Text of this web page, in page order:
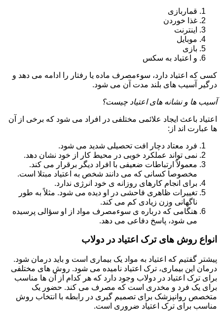
قماربازی
غذا خوردن
اینترنت
موبایل
بازی
و اعتیاد به سکس
کسی که اعتیاد دارد، سوءمصرف ماده یا رفتار را ادامه می دهد و
درگیر آسیب های بلند مدت آن می شود.
آسیب ها و نشانه های اعتیاد چیست؟
اعتیاد باعث ایجاد علائمی مختلفی در افراد می شود که برخی از آن
ها عبارت اند از:
فرد معتاد دچار افت تحصیلی شدید می شود.
نمی تواند عملکرد خوبی در محیط کار از خود نشان دهد.
معمولاً ارتباطات ضعیفی با افراد دیگر برقرار می کند.
مخصوصا کسانی که می دانند شخص به اعتیاد مبتلا است.
برای انجام کارهای روزانه ی خود انرژی ندارد.
تغییرات ظاهری فاحشی در او دیده می شود. مثلاً به طور
ناگهانی وزن زیادی کم می کند.
هنگامی که درباره ی سوءمصرف مواد از او سؤالی پرسیده
می شود، پاسخ دفاعی می دهد.
انواع روش های ترک اعتیاد در دولاب
پیشتر گفتیم که اعتیاد به مواد یک بیماری است و باید درمان شود.
درمان این بیماری، ترک اعتیاد نامیده می شود. روش های مختلفی
برای ترک اعتیاد در دولاب وجود دارد که هر کدام از آن ها مناسب
برای یک فرد و مخدری است که مصرف می کند. حضور یک
متخصص روانپزشک برای تصمیم گیری در رابطه با انتخاب روش
مناسب برای ترک اعتیاد ضروری است.